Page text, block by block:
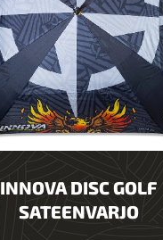
INNOVA DISC GOLF
SATEENVARJO